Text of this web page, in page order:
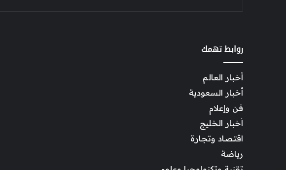
روابط تهمك
أخبار العالم
أخبار السعودية
فن وإعلام
أخبار الخليج
اقتصاد وتجارة
رياضة